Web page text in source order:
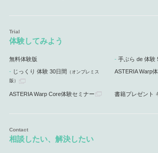
体験してみよう
無料体験版 手ぶら de 体験
じっくり 体験 30日間 （オンプレミス
版）
ASTERIA Warp
ASTERIA Warp Core体験セミナー 書籍プレゼント
相談したい、解決したい